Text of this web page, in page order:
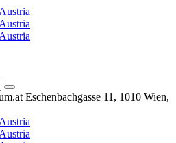
Eschenbachgasse 11, 1010 Wien,